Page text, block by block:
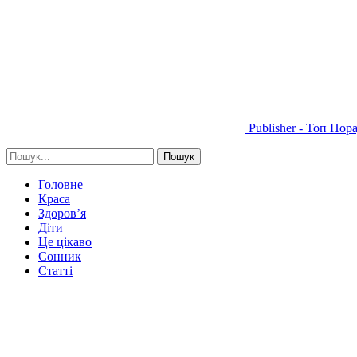
Publisher - Топ
Головне
Краса
Здоров’я
Діти
Це цікаво
Сонник
Статті